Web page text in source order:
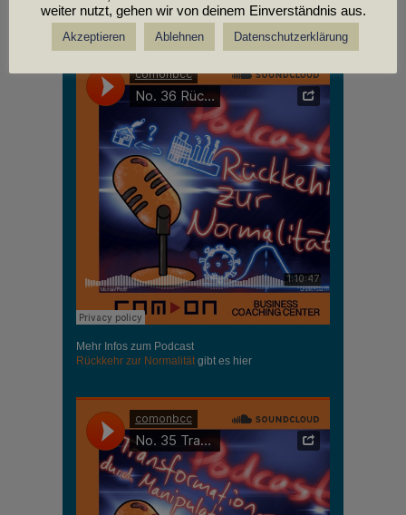
PODCASTS
Mehr Infos zum Podcast
Rückkehr zur Normalitätgibt es hier
weiter nutzt, gehen wir von deinem Einverständnis aus.
Akzeptieren Ablehnen Datenschutzerklärung